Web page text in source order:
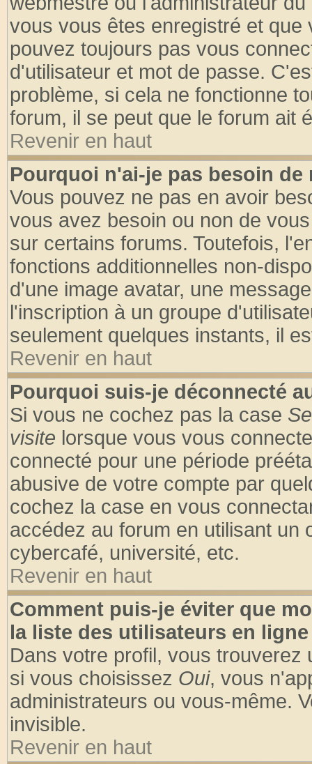
vous vous êtes enregistré et
pouvez toujours pas vous
d'utilisateur et mot de passe.
problème, si cela ne fonctionne
forum, il se peut que le forum ait
Revenir en haut
Pourquoi n'ai-je pas besoin de
Vous pouvez ne pas en avoir
vous avez besoin ou non de
sur certains forums. Toutefois,
fonctions additionnelles non-
d'une image avatar, une
l'inscription à un groupe
seulement quelques instants, il
Revenir en haut
Pourquoi suis-je déconnecté
Si vous ne cochez pas la case
visite lorsque vous vous
connecté pour une période
abusive de votre compte par
cochez la case en vous
accédez au forum en utilisant un
cybercafé, université, etc.
Revenir en haut
Comment puis-je éviter que
la liste des utilisateurs en
Dans votre profil, vous trouverez
si vous choisissez Oui, vous
administrateurs ou vous-même.
invisible.
Revenir en haut